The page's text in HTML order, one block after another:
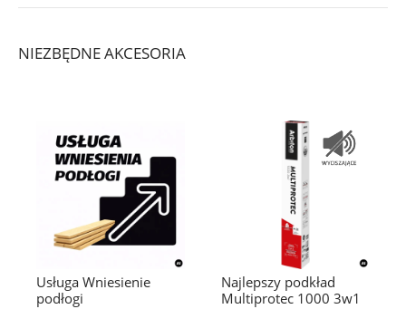
NIEZBĘDNE AKCESORIA
Usługa Wniesienie
podłogi
Najlepszy podkład
Multiprotec 1000 3w1